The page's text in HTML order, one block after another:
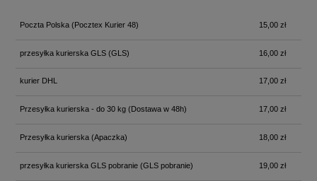
Poczta Polska(Pocztex Kurier 48) 15,00 zł
przesyłka kurierska GLS(GLS) 16,00 zł
kurier DHL 17,00 zł
Przesyłka kurierska - do 30 kg(Dostawa w 48h) 17,00 zł
Przesyłka kurierska (Apaczka) 18,00 zł
przesyłka kurierska GLS pobranie(GLS pobranie) 19,00 zł